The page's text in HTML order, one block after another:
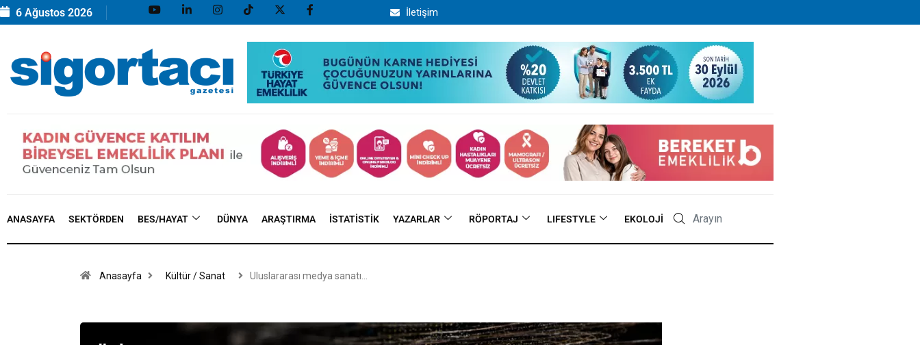
6 Ağustos 2026 İletişim
ANASAYFA SEKTÖRDEN BES/HAYAT DÜNYA ARAŞTIRMA İSTATISTIK YAZARLAR RÖPORTAJ LIFESTYLE EKOLOJI
Anasayfa Kültür / Sanat Uluslararası medya sanatı…